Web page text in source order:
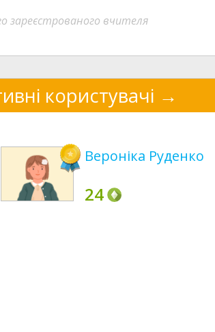
зареєстрованого вчителя
користувачі
Вероніка Руденко
24